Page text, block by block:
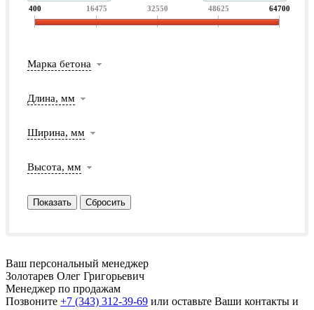
400 16475 32550 48625 64700
Марка бетона
Длина, мм
Ширина, мм
Высота, мм
Ваш персональный менеджер
Золотарев Олег Григорьевич
Менеджер по продажам
Позвоните +7 (343) 312-39-69 или оставьте Ваши контакты и